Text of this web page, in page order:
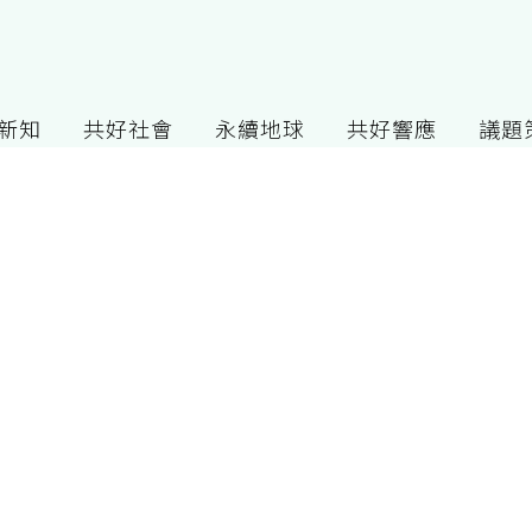
知 共好社會 永續地球 共好響應 議題